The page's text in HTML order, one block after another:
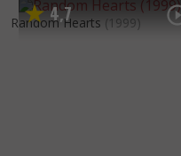
4,7
Random Hearts (1999)